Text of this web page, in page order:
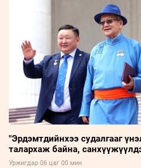
"Эрдэмтдийнхээ судалгааг
талархаж байна,
мөрөөдөж байна"
Уржигдар 06 цаг 00 мин